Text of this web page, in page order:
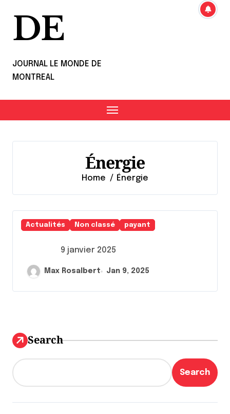
DE
JOURNAL LE MONDE DE
MONTREAL
Énergie
Home Énergie
Actualités Non classé payant
9 janvier 2025
Max Rosalbert Jan 9, 2025
Search
Search